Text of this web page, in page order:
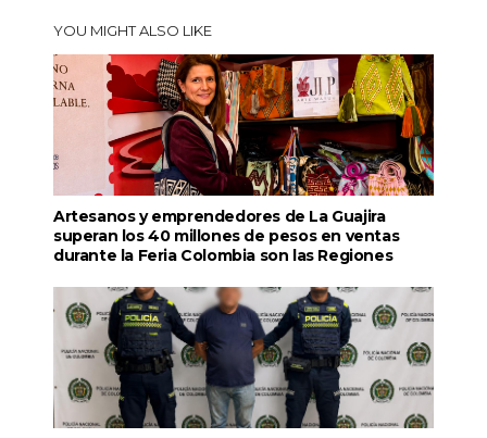
YOU MIGHT ALSO LIKE
Artesanos y emprendedores de La Guajira
superan los 40 millones de pesos en ventas
durante la Feria Colombia son las Regiones